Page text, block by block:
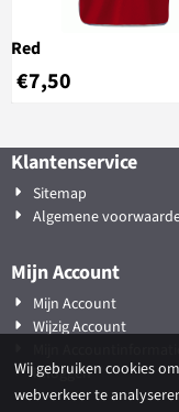
Red
€7,50
Klantenservice
Sitemap
Algemene
Mijn Account
Mijn Account
Wijzig Account
Inloggen
Wij gebruiken cookies
webverkeer te